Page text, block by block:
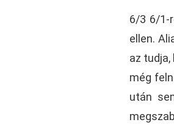
6/3 6/1-
ellen.
az
még
után